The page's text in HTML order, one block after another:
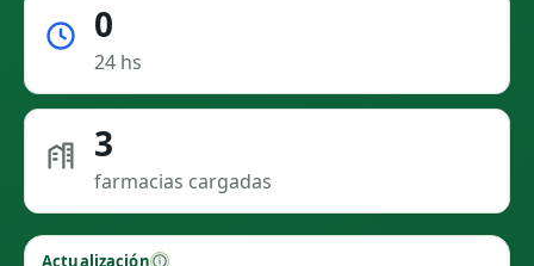
0
24 hs
3
farmacias cargadas
Actualización